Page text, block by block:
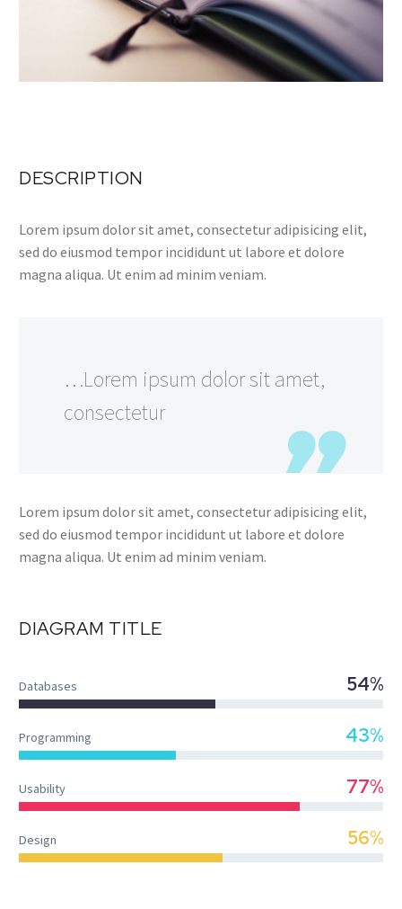
DESCRIPTION
Lorem ipsum dolor sit amet, consectetur adipisicing elit,
sed do eiusmod tempor incididunt ut labore et dolore
magna aliqua. Ut enim ad minim veniam.
…Lorem ipsum dolor sit amet,
consectetur
Lorem ipsum dolor sit amet, consectetur adipisicing elit,
sed do eiusmod tempor incididunt ut labore et dolore
magna aliqua. Ut enim ad minim veniam.
DIAGRAM TITLE
Databases 54%
Programming 43%
Usability 77%
Design 56%